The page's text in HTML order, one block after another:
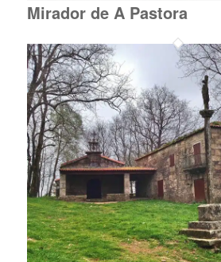
Mirador de A Pastora